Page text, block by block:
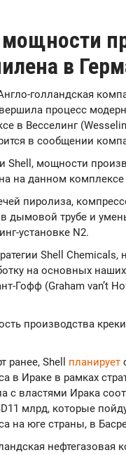
в
голландская
процесс
в Весселинг
в сообщении
Shell, мощности
на данном
пиролиза,
в дымовой трубе и
установке N2.
Shell
на основных
Гофф (Graham van’t
производства
ранее, Shell планирует
в Ираке в рамках
с властями Ирака
млрд, которые
на юге страны, в
нефтегазовая